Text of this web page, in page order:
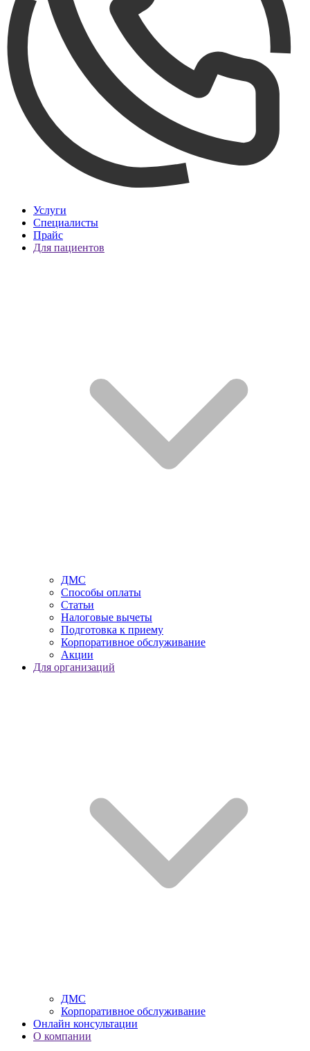
Услуги
Специалисты
Прайс
Для пациентов
ДМС
Способы оплаты
Статьи
Налоговые вычеты
Подготовка к приему
Корпоративное обслуживание
Акции
Для организаций
ДМС
Корпоративное обслуживание
Онлайн консультации
О компании